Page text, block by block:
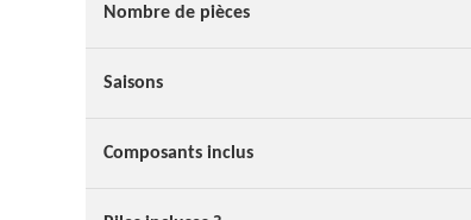
Nombre de pièces
Saisons
Composants inclus